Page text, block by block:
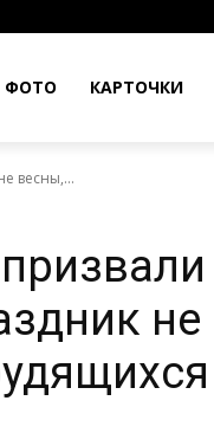
ФОТО КАРТОЧКИ
весны,...
не